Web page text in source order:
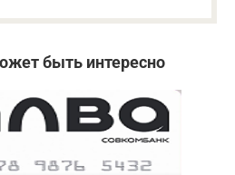
быть интересно